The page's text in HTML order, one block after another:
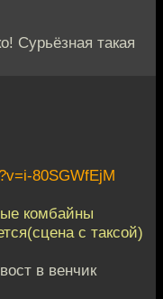
Сурьёзная такая
80SGWfEjM
комбайны
с таксой)
в венчик